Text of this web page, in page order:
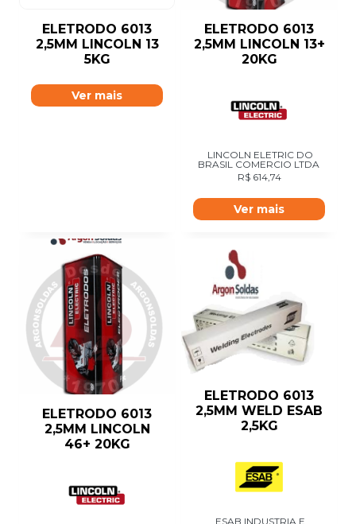
ELETRODO 6013
2,5MM LINCOLN 13
5KG
Ver mais
ELETRODO 6013
2,5MM LINCOLN 13+
20KG
LINCOLN ELETRIC DO
BRASIL COMERCIO LTDA
R$614,74
Ver mais
ELETRODO 6013
2,5MM LINCOLN
46+ 20KG
ELETRODO 6013
2,5MM WELD ESAB
2,5KG
ESAB INDUSTRIA E